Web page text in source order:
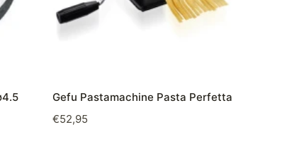
Gefu Pastamachine Pasta Perfetta
€52,95